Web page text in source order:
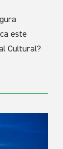
este
Cultural?